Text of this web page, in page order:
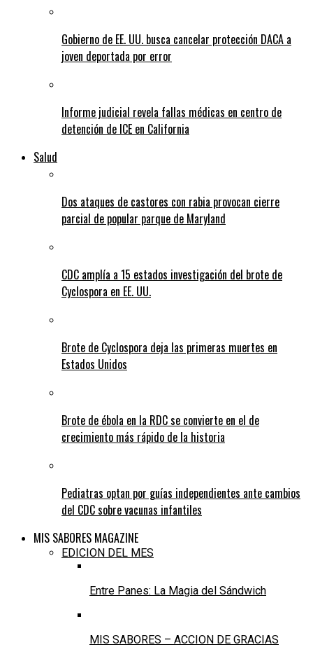
Gobierno de EE. UU. busca cancelar protección DACA a
joven deportada por error
Informe judicial revela fallas médicas en centro de
detención de ICE en California
Salud
Dos ataques de castores con rabia provocan cierre
parcial de popular parque de Maryland
CDC amplía a 15 estados investigación del brote de
Cyclospora en EE. UU.
Brote de Cyclospora deja las primeras muertes en
Estados Unidos
Brote de ébola en la RDC se convierte en el de
crecimiento más rápido de la historia
Pediatras optan por guías independientes ante cambios
del CDC sobre vacunas infantiles
MIS SABORES MAGAZINE
EDICION DEL MES
Entre Panes: La Magia del Sándwich
MIS SABORES – ACCION DE GRACIAS